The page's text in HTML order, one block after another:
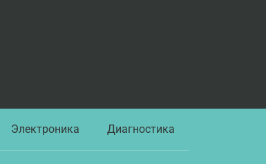
Электроника Диагностика